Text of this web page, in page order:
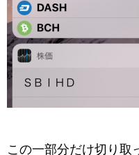
この一部分だけ切り取